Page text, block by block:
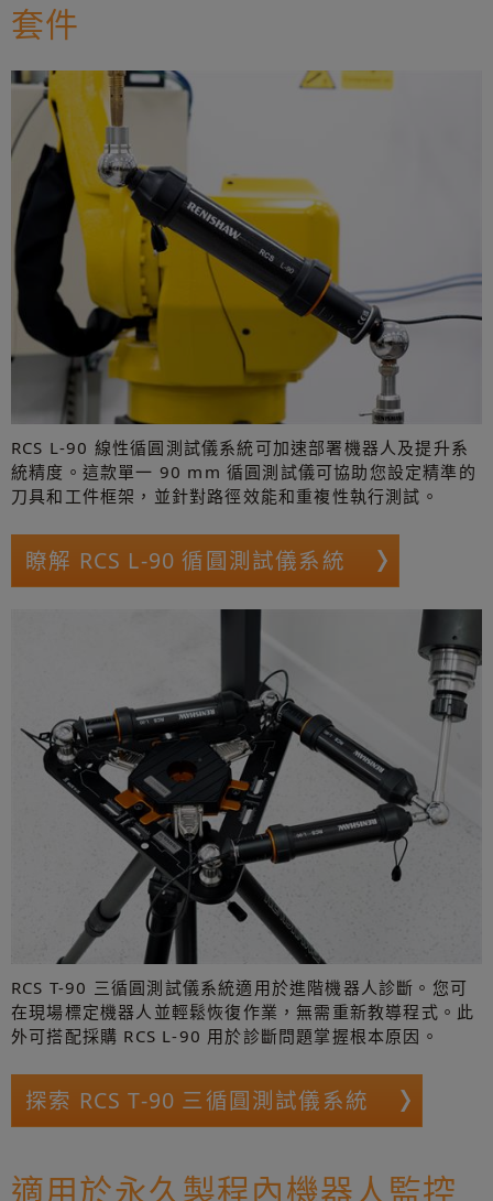
套件
RCS L-90 線性循圓測試儀系統可加速部署機器人及提升系
統精度。這款單一 90 mm 循圓測試儀可協助您設定精準的
刀具和工件框架，並針對路徑效能和重複性執行測試。
瞭解 RCS L-90 循圓測試儀系統
RCS T-90 三循圓測試儀系統適用於進階機器人診斷。您可
在現場標定機器人並輕鬆恢復作業，無需重新教導程式。此
外可搭配採購 RCS L-90 用於診斷問題掌握根本原因。
探索 RCS T-90 三循圓測試儀系統
適用於永久製程內機器人監控